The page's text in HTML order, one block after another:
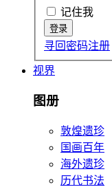
记住我
寻回密码注册
视界
图册
敦煌遗珍
国画百年
海外遗珍
历代书法